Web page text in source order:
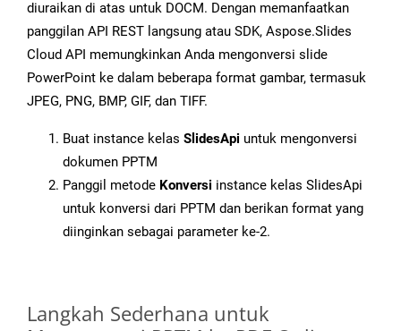
diuraikan di atas untuk DOCM. Dengan memanfaatkan
panggilan API REST langsung atau SDK, Aspose.Slides
Cloud API memungkinkan Anda mengonversi slide
PowerPoint ke dalam beberapa format gambar, termasuk
JPEG, PNG, BMP, GIF, dan TIFF.
Buat instance kelas SlidesApi untuk mengonversi
dokumen PPTM
Panggil metode Konversi instance kelas SlidesApi
untuk konversi dari PPTM dan berikan format yang
diinginkan sebagai parameter ke-2.
Langkah Sederhana untuk